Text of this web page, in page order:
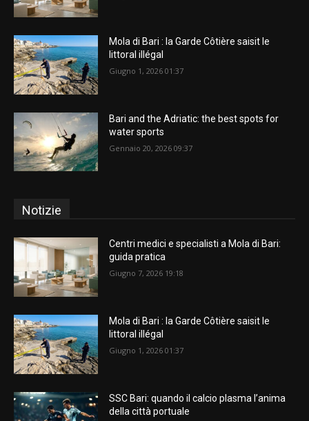
Mola di Bari : la Garde Côtière saisit le
littoral illégal
Giugno 1, 2026 01:37
Bari and the Adriatic: the best spots for
water sports
Gennaio 20, 2026 09:37
Notizie
Centri medici e specialisti a Mola di Bari:
guida pratica
Giugno 7, 2026 19:18
Mola di Bari : la Garde Côtière saisit le
littoral illégal
Giugno 1, 2026 01:37
SSC Bari: quando il calcio plasma l’anima
della città portuale